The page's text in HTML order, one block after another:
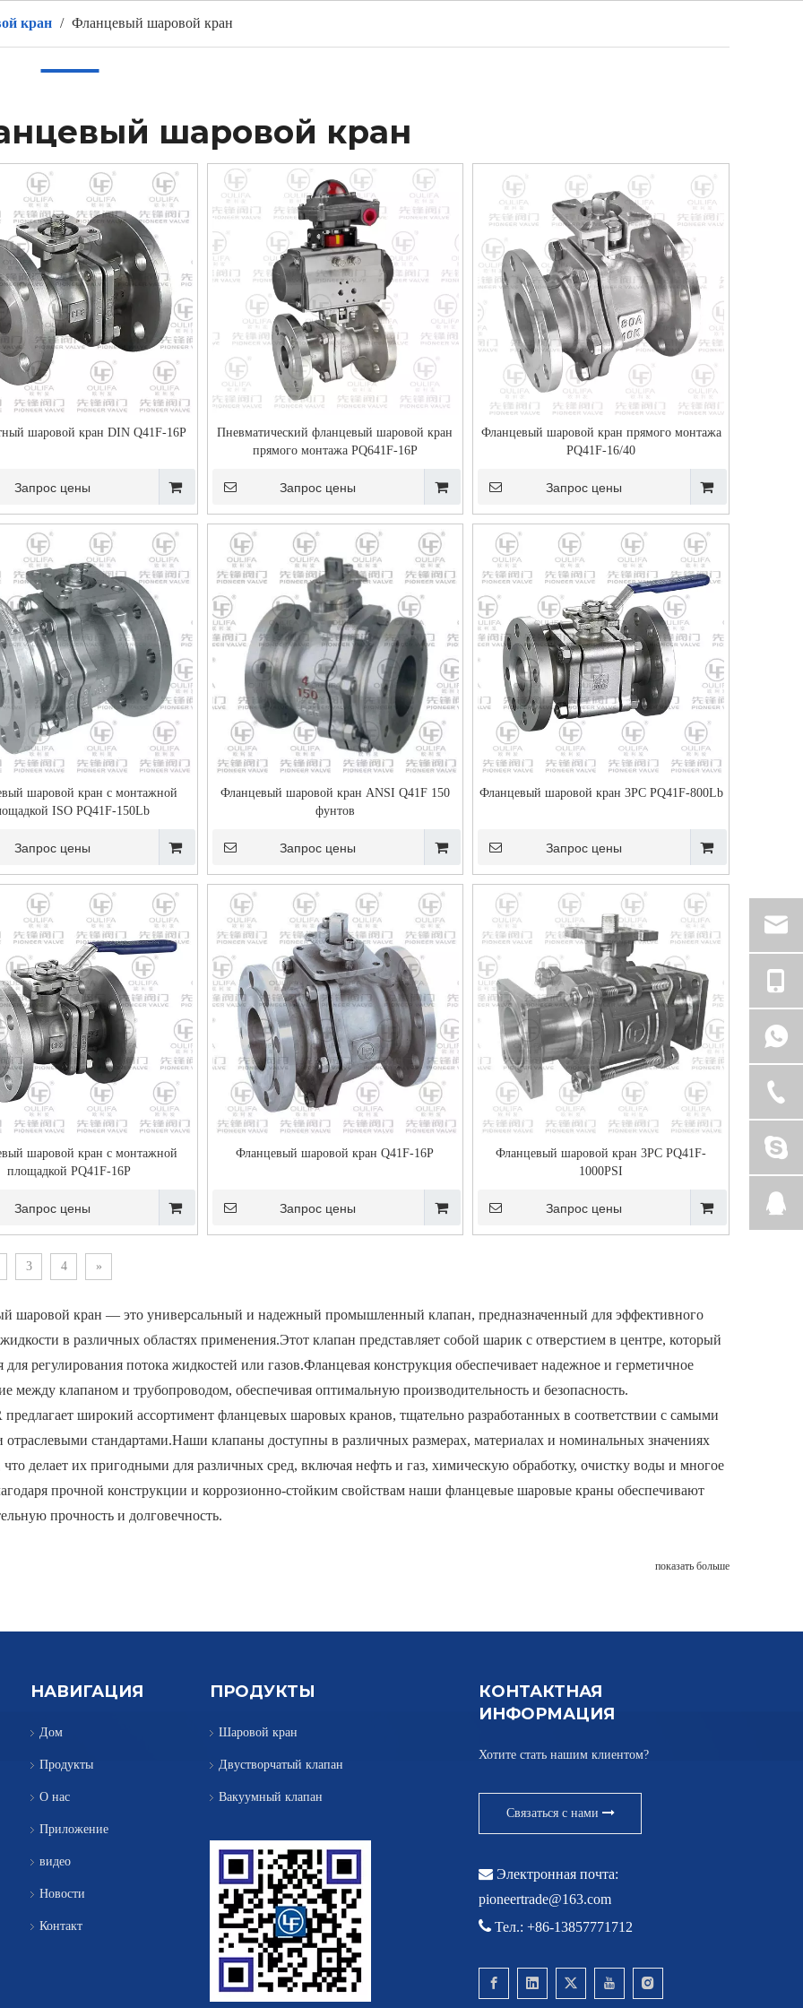
кран / Фланцевый шаровой кран
кран резервуара с
штоком XGQ41F-16P
шаровой кран
шаровой кран DIN Q41F-16P
Запрос цены
Пневматический фланцевый шаровой кран
прямого монтажа PQ641F-16P
Запрос цены
Фланцевый шаровой кран прямого монтажа
PQ41F-16/40
Запрос цены
шаровой кран с монтажной
ISO PQ41F-150Lb
Запрос цены
Фланцевый шаровой кран ANSI Q41F 150
фунтов
Запрос цены
Фланцевый шаровой кран 3PC PQ41F-800Lb
Запрос цены
шаровой кран с монтажной
площадкой PQ41F-16P
Запрос цены
Фланцевый шаровой кран Q41F-16P
Запрос цены
Фланцевый шаровой кран 3PC PQ41F-
1000PSI
Запрос цены
3 4 »
шаровой кран — это универсальный и надежный промышленный клапан, предназначенный для эффективного
в различных областях применения.Этот клапан представляет собой шарик с отверстием в центре, который
для регулирования потока жидкостей или газов.Фланцевая конструкция обеспечивает надежное и герметичное
между клапаном и трубопроводом, обеспечивая оптимальную производительность и безопасность.
широкий ассортимент фланцевых шаровых кранов, тщательно разработанных в соответствии с самыми
стандартами.Наши клапаны доступны в различных размерах, материалах и номинальных значениях
что делает их пригодными для различных сред, включая нефть и газ, химическую обработку, очистку воды и многое
прочной конструкции и коррозионно-стойким свойствам наши фланцевые шаровые краны обеспечивают
прочность и долговечность.
показать больше
НАВИГАЦИЯ
Дом
Продукты
О нас
Приложение
видео
Новости
Контакт
ПРОДУКТЫ
Шаровой кран
Двустворчатый клапан
Вакуумный клапан
КОНТАКТНАЯ
ИНФОРМАЦИЯ
Хотите стать нашим клиентом?
Связаться с нами
 Электронная почта:
pioneertrade@163.com
 Тел.: +86-13857771712